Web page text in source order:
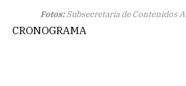
Fotos: Subsecretaría de Contenidos
CRONOGRAMA